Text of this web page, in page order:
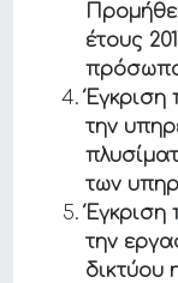
έτους
Έγκριση
την
των
Έγκριση
την
δικτύου